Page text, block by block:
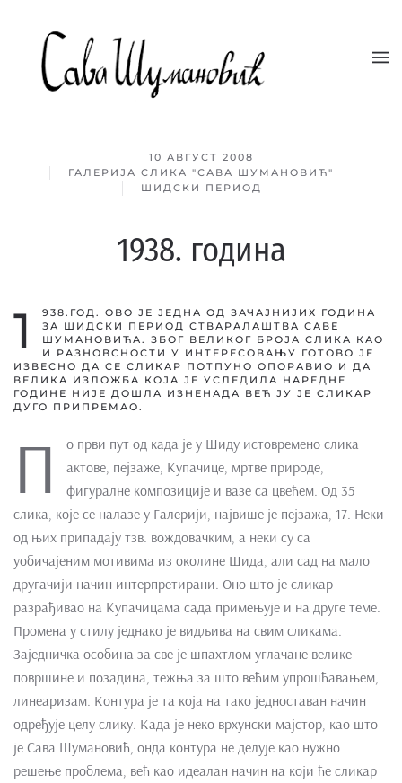
Skip to main content
10 АВГУСТ 2008
ГАЛЕРИЈА СЛИКА "САВА ШУМАНОВИЋ"
ШИДСКИ ПЕРИОД
1938. година
1
938.ГОД. ОВО ЈЕ ЈЕДНА ОД ЗАЧАЈНИЈИХ ГОДИНА
ЗА ШИДСКИ ПЕРИОД СТВАРАЛАШТВА САВЕ
ШУМАНОВИЋА. ЗБОГ ВЕЛИКОГ БРОЈА СЛИКА КАО
И РАЗНОВСНОСТИ У ИНТЕРЕСОВАЊУ ГОТОВО ЈЕ
ИЗВЕСНО ДА СЕ СЛИКАР ПОТПУНО ОПОРАВИО И ДА
ВЕЛИКА ИЗЛОЖБА КОЈА ЈЕ УСЛЕДИЛА НАРЕДНЕ
ГОДИНЕ НИЈЕ ДОШЛА ИЗНЕНАДА ВЕЋ ЈУ ЈЕ СЛИКАР
ДУГО ПРИПРЕМАО.
П
о први пут од када је у Шиду истовремено слика
актове, пејзаже, Купачице, мртве природе,
фигуралне композиције и вазе са цвећем. Од 35
слика, које се налазе у Галерији, највише је пејзажа, 17. Неки
од њих припадају тзв. вождовачким, а неки су са
уобичајеним мотивима из околине Шида, али сад на мало
другачији начин интерпретирани. Оно што је сликар
разрађивао на Купачицама сада примењује и на друге теме.
Промена у стилу једнако је видљива на свим сликама.
Заједничка особина за све је шпахтлом углачане велике
површине и позадина, тежња за што већим упрошћавањем,
линеаризам. Контура је та која на тако једноставан начин
одређује целу слику. Када је неко врхунски мајстор, као што
је Сава Шумановић, онда контура не делује као нужно
решење проблема, већ као идеалан начин на који ће сликар